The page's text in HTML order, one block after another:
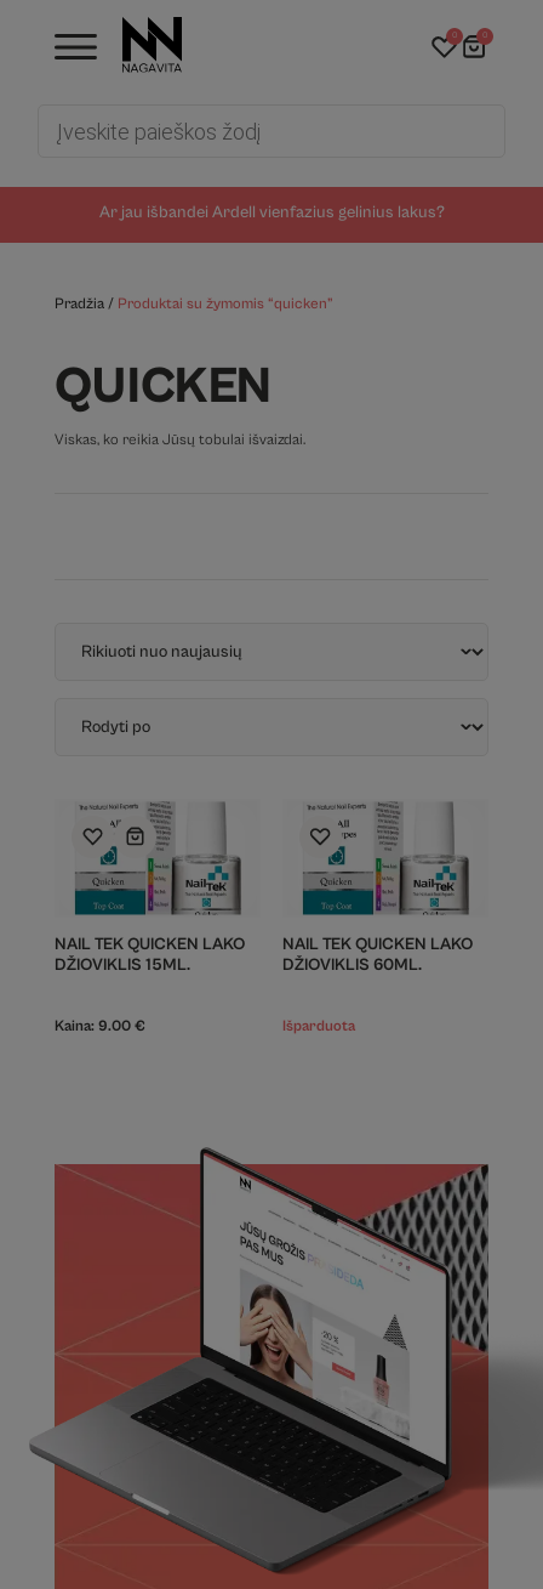
Ar jau išbandei Ardell vienfazius gelinius lakus?
0 0
Pradžia/ Produktai su žymomis “quicken”
QUICKEN
Viskas, ko reikia Jūsų tobulai išvaizdai.
NAIL TEK QUICKEN LAKO
DŽIOVIKLIS 15ML.
Kaina: 9.00 €
NAIL TEK QUICKEN LAKO
DŽIOVIKLIS 60ML.
Išparduota